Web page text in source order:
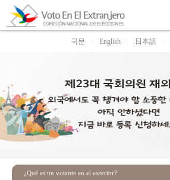
국문 English 日本語
¿Qué es un votante en el exterior?